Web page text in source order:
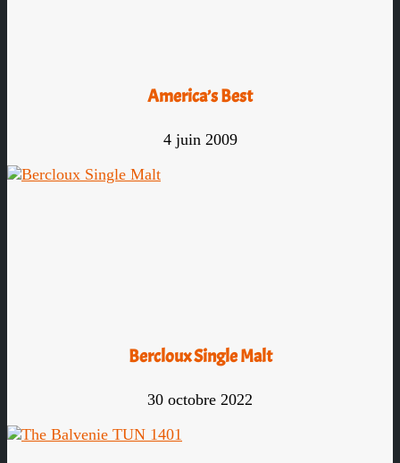
America’s Best
4 juin 2009
Bercloux Single Malt
30 octobre 2022